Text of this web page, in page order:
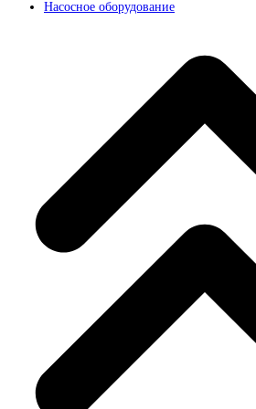
Насосное оборудование